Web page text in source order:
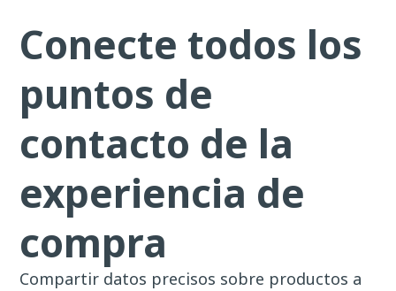
Conecte todos los
puntos de
contacto de la
experiencia de
compra
Compartir datos precisos sobre productos a